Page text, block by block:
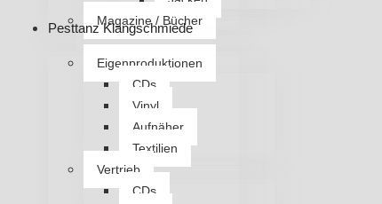
Magazine / Bücher
Pesttanz Klangschmiede
Eigenproduktionen
CDs
Vinyl
Aufnäher
Textilien
Vertrieb
CDs